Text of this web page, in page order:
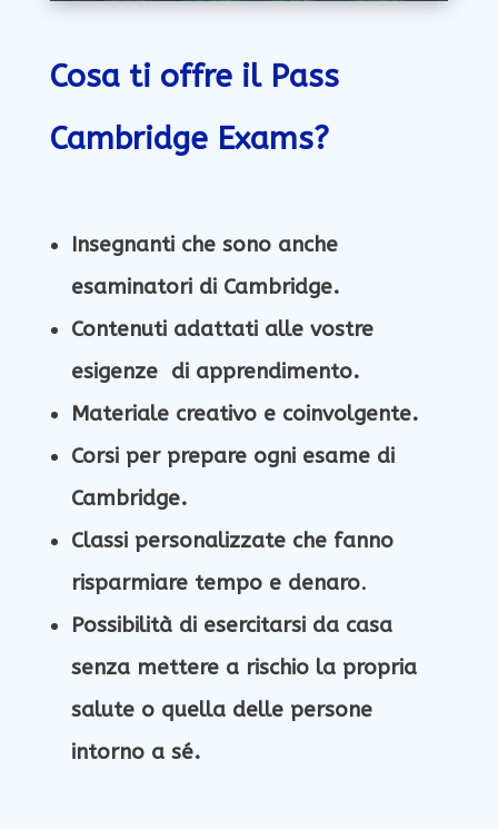
Cosa ti offre il Pass
Cambridge Exams?
Insegnanti che sono anche
esaminatori di Cambridge.
Contenuti adattati alle vostre
esigenze di apprendimento.
Materiale creativo e coinvolgente.
Corsi per prepare ogni esame di
Cambridge.
Classi personalizzate che fanno
risparmiare tempo e denaro.
Possibilità di esercitarsi da casa
senza mettere a rischio la propria
salute o quella delle persone
intorno a sé.